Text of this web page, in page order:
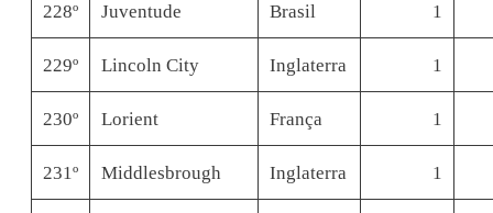
228º Juventude Brasil 1
229º Lincoln City Inglaterra 1
230º Lorient França 1
231º Middlesbrough Inglaterra 1